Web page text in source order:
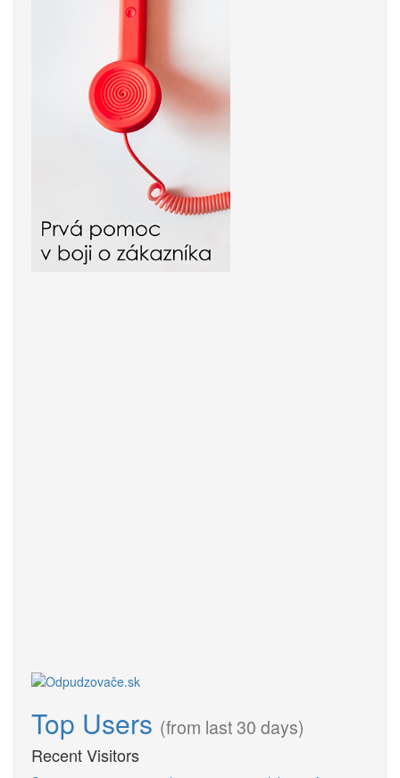
Top Users (from last 30 days)
Recent Visitors